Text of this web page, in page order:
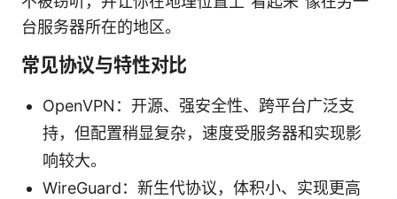
台服务器所在的地区。
常见协议与特性对比
OpenVPN：开源、强安全性、跨平台广泛支
持，但配置稍显复杂，速度受服务器和实现影
响较大。
WireGuard：新生代协议，体积小、实现更高